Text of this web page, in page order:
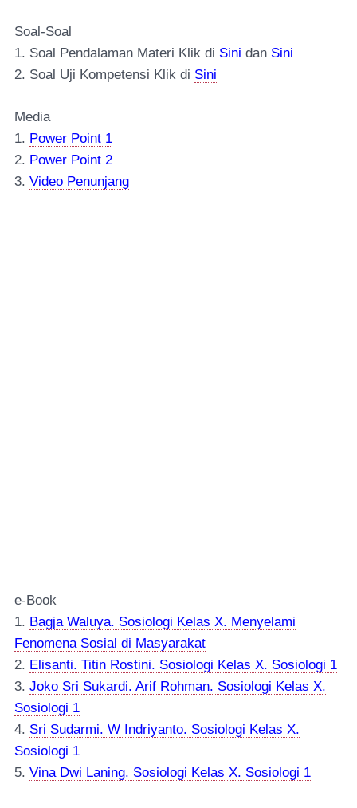
Soal-Soal
1. Soal Pendalaman Materi Klik di Sini dan Sini
2. Soal Uji Kompetensi Klik di Sini
Media
1. Power Point 1
2. Power Point 2
3. Video Penunjang
e-Book
1. Bagja Waluya. Sosiologi Kelas X. Menyelami
Fenomena Sosial di Masyarakat
2. Elisanti. Titin Rostini. Sosiologi Kelas X. Sosiologi 1
3. Joko Sri Sukardi. Arif Rohman. Sosiologi Kelas X.
Sosiologi 1
4. Sri Sudarmi. W Indriyanto. Sosiologi Kelas X.
Sosiologi 1
5. Vina Dwi Laning. Sosiologi Kelas X. Sosiologi 1